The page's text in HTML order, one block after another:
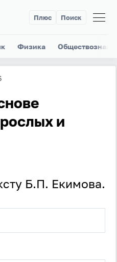
Плюс Поиск
Физика
и
Б.П. Екимова.